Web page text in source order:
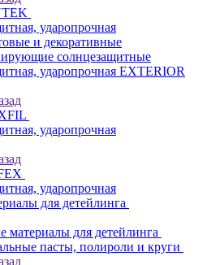
ударопрочная
и декоративные
солнцезащитные
ударопрочная EXTERIOR
ударопрочная
ударопрочная
для детейлинга
материалы для детейлинга
пасты, полироли и круги